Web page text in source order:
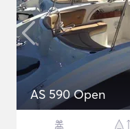
AS 590 Open